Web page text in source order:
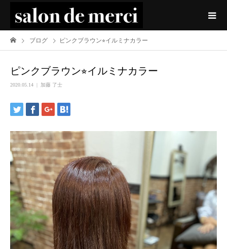
ブログ ピンクブラウン⭐︎イルミナカラー
ピンクブラウン⭐︎イルミナカラー
2020.05.14 加藤 了士